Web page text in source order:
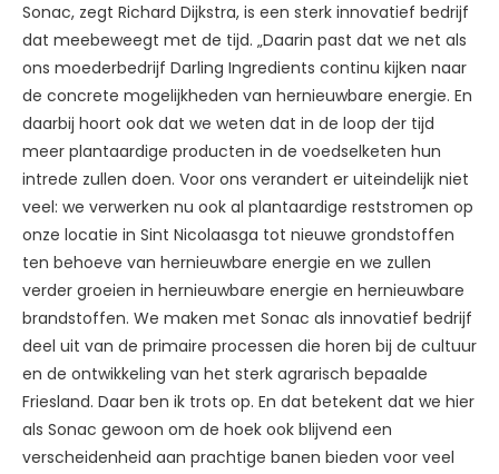
Sonac, zegt Richard Dijkstra, is een sterk innovatief bedrijf
dat meebeweegt met de tijd. „Daarin past dat we net als
ons moederbedrijf Darling Ingredients continu kijken naar
de concrete mogelijkheden van hernieuwbare energie. En
daarbij hoort ook dat we weten dat in de loop der tijd
meer plantaardige producten in de voedselketen hun
intrede zullen doen. Voor ons verandert er uiteindelijk niet
veel: we verwerken nu ook al plantaardige reststromen op
onze locatie in Sint Nicolaasga tot nieuwe grondstoffen
ten behoeve van hernieuwbare energie en we zullen
verder groeien in hernieuwbare energie en hernieuwbare
brandstoffen. We maken met Sonac als innovatief bedrijf
deel uit van de primaire processen die horen bij de cultuur
en de ontwikkeling van het sterk agrarisch bepaalde
Friesland. Daar ben ik trots op. En dat betekent dat we hier
als Sonac gewoon om de hoek ook blijvend een
verscheidenheid aan prachtige banen bieden voor veel